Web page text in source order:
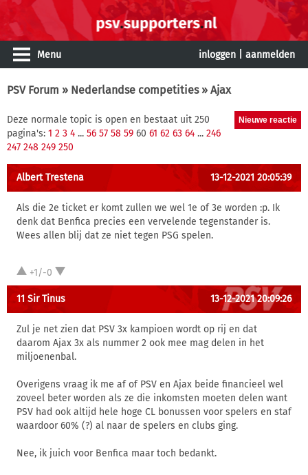
Menu inloggen aanmelden
PSV Forum » Nederlandse competities» Ajax
Deze normale topic is open en bestaat uit 250
pagina's: 1 2 3 4 ... 56 57 58 59 60 61 62 63 64 ... 246
247 248 249 250
Albert Trestena 13-12-2021 20:05:39
Als die 2e ticket er komt zullen we wel 1e of 3e worden :p. Ik
denk dat Benfica precies een vervelende tegenstander is.
Wees allen blij dat ze niet tegen PSG spelen.
+1/-0
11 Sir Tinus 13-12-2021 20:09:26
Zul je net zien dat PSV 3x kampioen wordt op rij en dat
daarom Ajax 3x als nummer 2 ook mee mag delen in het
miljoenenbal.
Overigens vraag ik me af of PSV en Ajax beide financieel wel
zoveel beter worden als ze die inkomsten moeten delen want
PSV had ook altijd hele hoge CL bonussen voor spelers en staf
waardoor 60% (?) al naar de spelers en clubs ging.
Nee, ik juich voor Benfica maar toch bedankt.